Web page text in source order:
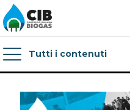
Tutti i contenuti